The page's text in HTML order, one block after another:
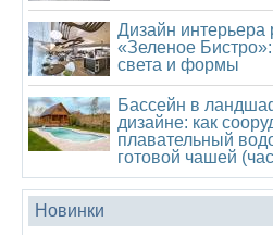
Дизайн интерьера
«Зеленое Бистро»:
света и формы
Бассейн в
дизайне: как
плавательный
готовой чашей
Новинки